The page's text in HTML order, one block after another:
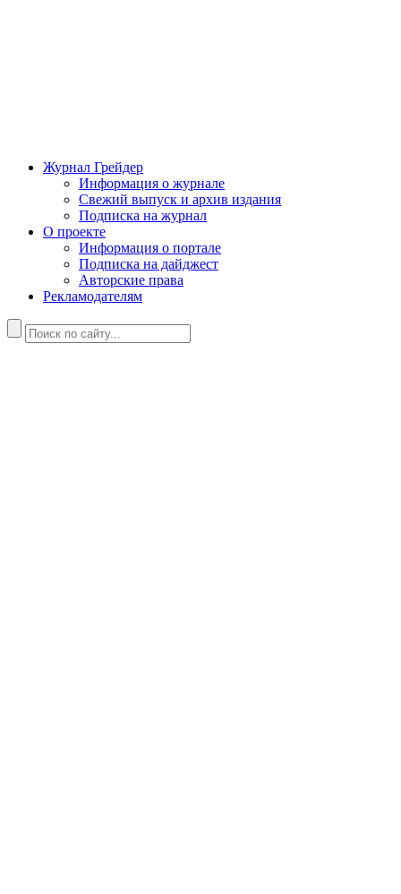
Журнал Грейдер
Информация о журнале
Свежий выпуск и архив издания
Подписка на журнал
О проекте
Информация о портале
Подписка на дайджест
Авторские права
Рекламодателям